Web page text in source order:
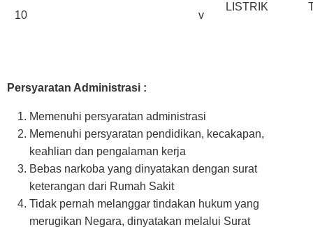
10
v
LISTRIK
Persyaratan Administrasi :
Memenuhi persyaratan administrasi
Memenuhi persyaratan pendidikan, kecakapan,
keahlian dan pengalaman kerja
Bebas narkoba yang dinyatakan dengan surat
keterangan dari Rumah Sakit
Tidak pernah melanggar tindakan hukum yang
merugikan Negara, dinyatakan melalui Surat